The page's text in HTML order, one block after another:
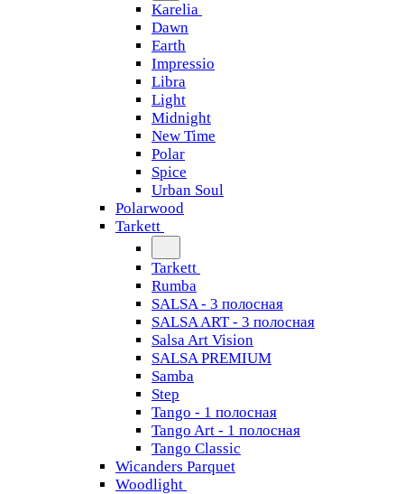
Karelia
Dawn
Earth
Impressio
Libra
Light
Midnight
New Time
Polar
Spice
Urban Soul
Polarwood
Tarkett
Tarkett
Rumba
SALSA - 3 полосная
SALSA ART - 3 полосная
Salsa Art Vision
SALSA PREMIUM
Samba
Step
Tango - 1 полосная
Tango Art - 1 полосная
Tango Classiс
Wicanders Parquet
Woodlight